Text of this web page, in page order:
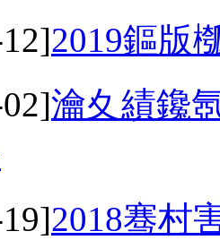
2019鏂版
瀹夊績鑱
2018骞村